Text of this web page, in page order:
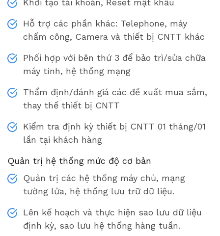
Khởi tạo tài khoản, Reset mật khẩu
Hỗ trợ các phần khác: Telephone, máy
chấm công, Camera và thiết bị CNTT khác
Phối hợp với bên thứ 3 để bảo trì/sửa chữa
máy tính, hệ thống mạng
Thẩm định/đánh giá các đề xuất mua sắm,
thay thế thiết bị CNTT
Kiểm tra định kỳ thiết bị CNTT 01 tháng/01
lần tại khách hàng
Quản trị hệ thống mức độ cơ bản
Quản trị các hệ thống máy chủ, mạng
tường lửa, hệ thống lưu trữ dữ liệu.
Lên kế hoạch và thực hiện sao lưu dữ liệu
định kỳ, sao lưu hệ thống hàng tuần.